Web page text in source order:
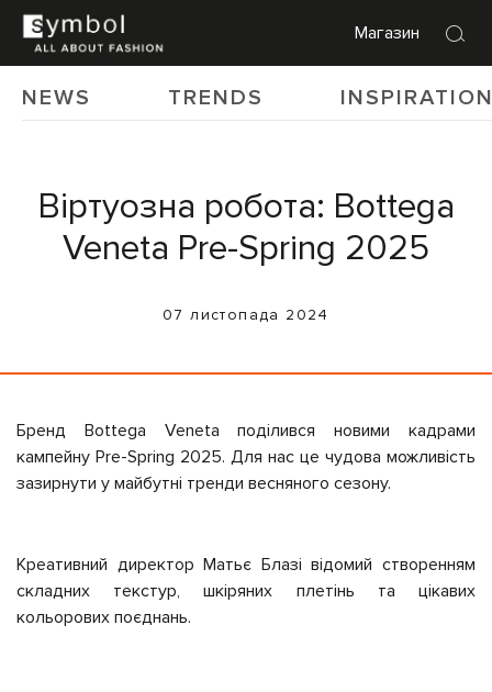
Магазин
NEWS TRENDS
Віртуозна робота: Bottega
Veneta Pre-Spring 2025
07 листопада 2024
Бренд Bottega Veneta поділився новими кадрами
кампейну Pre-Spring 2025. Для нас це чудова можливість
зазирнути у майбутні тренди весняного сезону.
Креативний директор Матьє Блазі відомий створенням
складних текстур, шкіряних плетінь та цікавих
кольорових поєднань.